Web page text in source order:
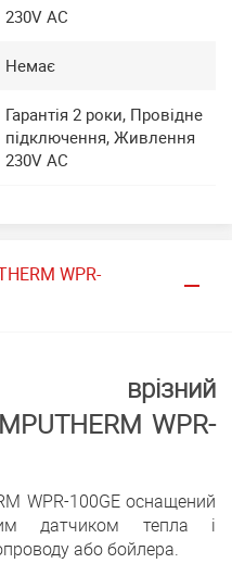
230V AC
Немає
Гарантія 2 роки, Провідне
підключення, Живлення
230V AC
WPR-
врізний
WPR-
WPR-100GE оснащений
датчиком тепла і
або бойлера.